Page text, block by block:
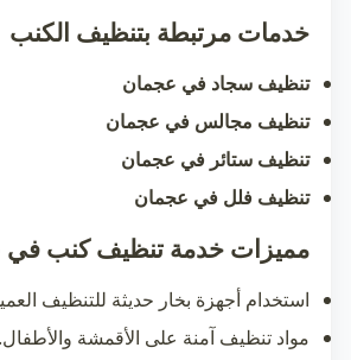
خدمات مرتبطة بتنظيف الكنب
تنظيف سجاد في عجمان
تنظيف مجالس في عجمان
تنظيف ستائر في عجمان
تنظيف فلل في عجمان
مميزات خدمة تنظيف كنب
استخدام أجهزة بخار حديثة للتنظيف
مواد تنظيف آمنة على الأقمشة والأطفال.